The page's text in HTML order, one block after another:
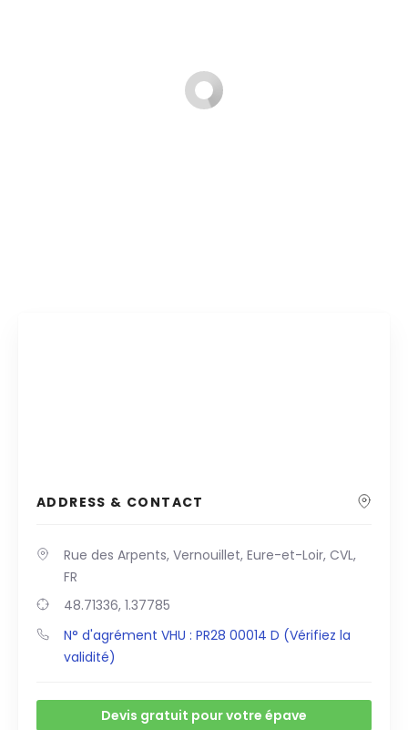
ADDRESS & CONTACT
Rue des Arpents, Vernouillet, Eure-et-Loir, CVL,
FR
48.71336, 1.37785
N° d'agrément VHU : PR28 00014 D (Vérifiez la
validité)
Devis gratuit pour votre épave